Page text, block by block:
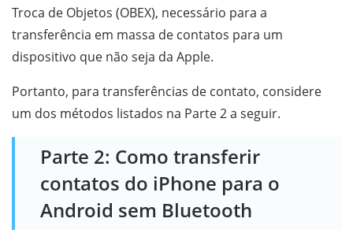
Troca de Objetos (OBEX), necessário para a
transferência em massa de contatos para um
dispositivo que não seja da Apple.
Portanto, para transferências de contato, considere
um dos métodos listados na Parte 2 a seguir.
Parte 2: Como transferir
contatos do iPhone para o
Android sem Bluetooth